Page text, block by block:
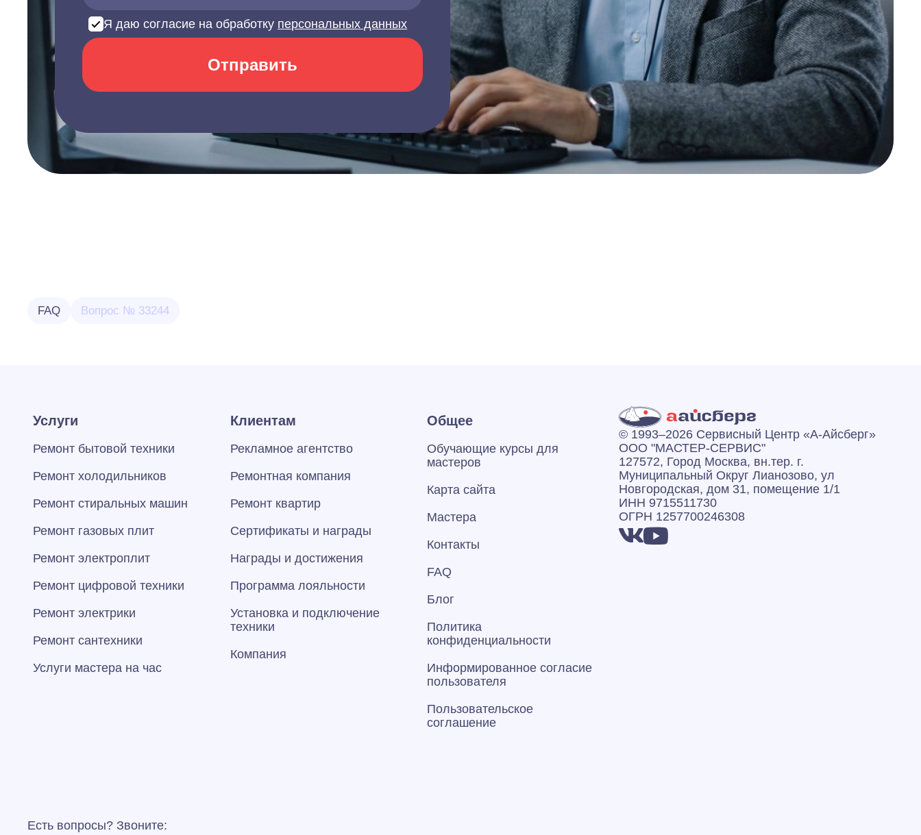
Я даю согласие на обработку персональных данных
Отправить
FAQ Вопрос № 33244
Услуги
Ремонт бытовой техники
Ремонт холодильников
Ремонт стиральных машин
Ремонт газовых плит
Ремонт электроплит
Ремонт цифровой техники
Ремонт электрики
Ремонт сантехники
Услуги мастера на час
Клиентам
Рекламное агентство
Ремонтная компания
Ремонт квартир
Сертификаты и награды
Награды и достижения
Программа лояльности
Установка и подключение
техники
Компания
Общее
Обучающие курсы для
мастеров
Карта сайта
Мастера
Контакты
FAQ
Блог
Политика
конфиденциальности
Информированное согласие
пользователя
Пользовательское
соглашение
© 1993–2026 Сервисный Центр «А‑Айсберг»
ООО "МАСТЕР-СЕРВИС"
127572, Город Москва, вн.тер. г.
Муниципальный Округ Лианозово, ул
Новгородская, дом 31, помещение 1/1
ИНН 9715511730
ОГРН 1257700246308
Есть вопросы? Звоните: